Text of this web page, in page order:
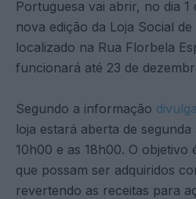
Portuguesa vai abrir, no dia 1
nova edição da Loja Social
localizado na Rua Florbela
funcionará até 23 de
Segundo a informação
loja estará aberta de
10h00 e as 18h00. O objetivo
que possam ser adquiridos
revertendo as receitas para